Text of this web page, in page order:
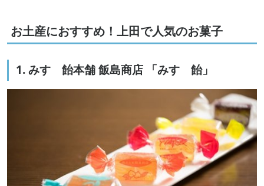
お土産におすすめ！上田で人気のお菓子
1. みすゞ飴本舗 飯島商店 「みすゞ飴」